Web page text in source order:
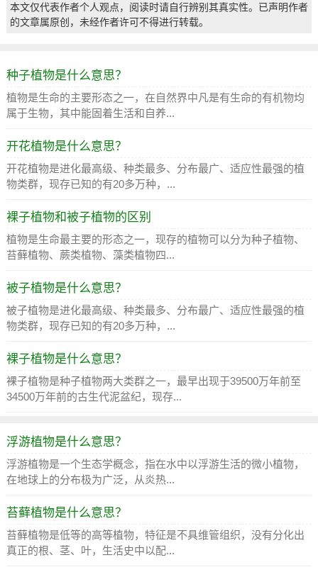
本文仅代表作者个人观点，阅读时请自行辨别其真实性。已声明作者
的文章属原创，未经作者许可不得进行转载。
种子植物是什么意思？
植物是生命的主要形态之一，在自然界中凡是有生命的有机物均
属于生物，其中能固着生活和自养...
开花植物是什么意思？
开花植物是进化最高级、种类最多、分布最广、适应性最强的植
物类群，现存已知的有20多万种，...
裸子植物和被子植物的区别
植物是生命最主要的形态之一，现存的植物可以分为种子植物、
苔藓植物、蕨类植物、藻类植物四...
被子植物是什么意思？
被子植物是进化最高级、种类最多、分布最广、适应性最强的植
物类群，现存已知的有20多万种，...
裸子植物是什么意思？
裸子植物是种子植物两大类群之一，最早出现于39500万年前至
34500万年前的古生代泥盆纪，现存...
浮游植物是什么意思？
浮游植物是一个生态学概念，指在水中以浮游生活的微小植物，
在地球上的分布极为广泛，从炎热...
苔藓植物是什么意思？
苔藓植物是低等的高等植物，特征是不具维管组织，没有分化出
真正的根、茎、叶，生活史中以配...